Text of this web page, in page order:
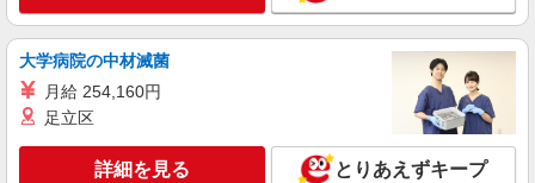
キープ 詳細を見る
アルバイト パート
SGフィルダー株式会社/W23751-015
時給1450円 ※22:00〜翌5:00の間は深夜手当込
みで時給1，450円になります。
大学病院の中材滅菌
月給 254,160円
足立区
詳細を見る とりあえずキープ